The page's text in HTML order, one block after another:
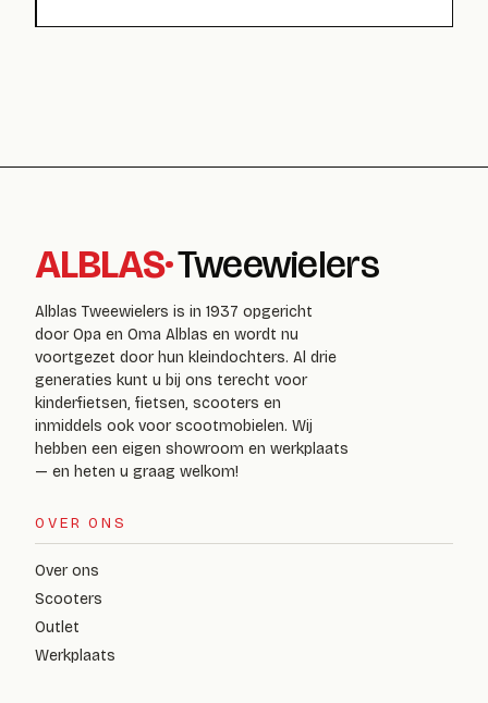
ALBLAS·Tweewielers
Alblas Tweewielers is in 1937 opgericht
door Opa en Oma Alblas en wordt nu
voortgezet door hun kleindochters. Al drie
generaties kunt u bij ons terecht voor
kinderfietsen, fietsen, scooters en
inmiddels ook voor scootmobielen. Wij
hebben een eigen showroom en werkplaats
— en heten u graag welkom!
OVER ONS
Over ons
Scooters
Outlet
Werkplaats